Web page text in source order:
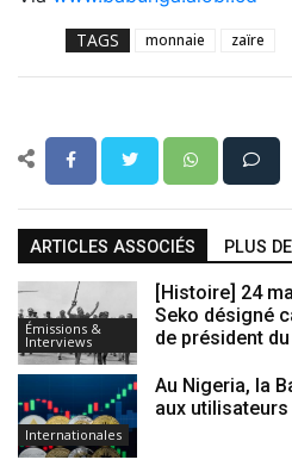
TAGS monnaie zaïre
ARTICLES ASSOCIÉS PLUS
Émissions &
Interviews
[Histoire] 24
Seko désigné
de président du
Internationales
Au Nigeria, la
aux